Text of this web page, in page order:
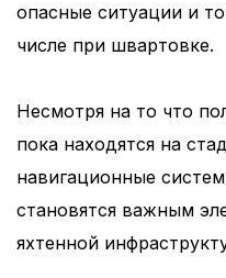
опасные ситуации и
числе при швартовке.
Несмотря на то что
пока находятся на
навигационные
становятся важным
яхтенной